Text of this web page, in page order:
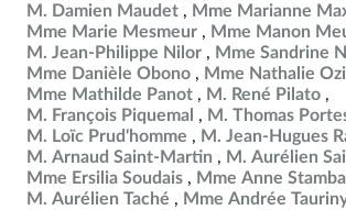
M. Damien Maudet
Mme Marianne
Mme Marie Mesmeur
Mme Manon
M. Jean-Philippe Nilor
Mme Sandrine
Mme Danièle Obono
Mme Nathalie
Mme Mathilde Panot
M. René Pilato
M. François Piquemal
M. Thomas
M. Loïc Prud'homme
M. Jean-Hugues
M. Arnaud Saint-Martin
M. Aurélien
Mme Ersilia Soudais
Mme Anne
M. Aurélien Taché
Mme Andrée